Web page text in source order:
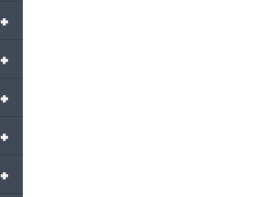
+
+
+
+
+